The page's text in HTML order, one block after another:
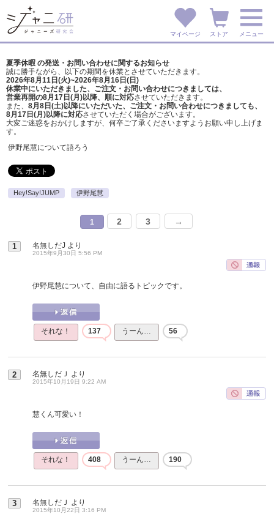
マイページ ストア メニュー
夏季休暇 の発送・お問い合わせに関するお知らせ
誠に勝手ながら、以下の期間を休業とさせていただきます。
2026年8月11日(火)~2026年8月16日(日)
休業中にいただきました、ご注文・お問い合わせにつきましては、
営業再開の8月17日(月)以降、順に対応させていただきます。
また、 8月8日(土)以降にいただいた、ご注文・ お問い合わせにつきましても、
8月17日(月)以降に対応させていただく場合がございます。
大変ご迷惑をおかけしますが、 何卒ご了承くださいますようお願い申し上げま
す。
伊野尾慧について語ろう
Hey!Say!JUMP 伊野尾慧
1 2 3 →
1 名無しだJ より
2015年9月30日 5:56 PM
伊野尾慧について、自由に語るトピックです。
それな！ 137 うーん… 56
2 名無しだＪ より
2015年10月19日 9:22 AM
慧くん可愛い！
それな！ 408 うーん… 190
3 名無しだＪ より
2015年10月22日 3:16 PM